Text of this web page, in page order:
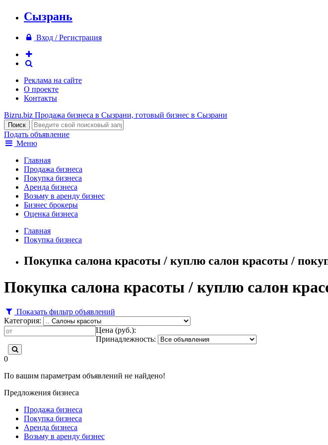
Сызрань
Вход / Регистрация
Реклама на сайте
О проекте
Контакты
Bizru.biz Продажа бизнеса в Сызрани, готовый бизнес в Сызрани
Подать объявление
Меню
Главная
Продажа бизнеса
Покупка бизнеса
Аренда бизнеса
Возьму в аренду бизнес
Бизнес брокеры
Оценка бизнеса
Главная
Покупка бизнеса
Покупка салона красоты / куплю салон красоты /
Покупка салона красоты / куплю салон
Показать фильтр объявлений
Категория:
Цена (руб.):
Принадлежность:
0
По вашим параметрам объявлений не найдено!
Предложения бизнеса
Продажа бизнеса
Покупка бизнеса
Аренда бизнеса
Возьму в аренду бизнес